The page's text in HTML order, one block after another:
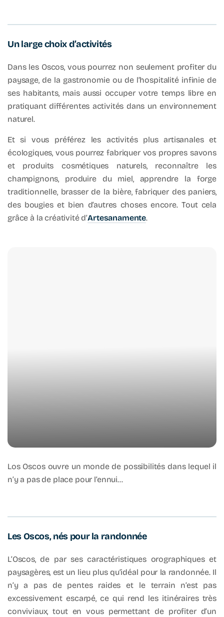
Un large choix d’activités
Dans les Oscos, vous pourrez non seulement profiter du
paysage, de la gastronomie ou de l’hospitalité infinie de
ses habitants, mais aussi occuper votre temps libre en
pratiquant différentes activités dans un environnement
naturel.
Et si vous préférez les activités plus artisanales et
écologiques, vous pourrez fabriquer vos propres savons
et produits cosmétiques naturels, reconnaître les
champignons, produire du miel, apprendre la forge
traditionnelle, brasser de la bière, fabriquer des paniers,
des bougies et bien d’autres choses encore. Tout cela
grâce à la créativité d’Artesanamente.
Los Oscos ouvre un monde de possibilités dans lequel il
n’y a pas de place pour l’ennui…
Les Oscos, nés pour la randonnée
L’Oscos, de par ses caractéristiques orographiques et
paysagères, est un lieu plus qu’idéal pour la randonnée. Il
n’y a pas de pentes raides et le terrain n’est pas
excessivement escarpé, ce qui rend les itinéraires très
conviviaux, tout en vous permettant de profiter d’un